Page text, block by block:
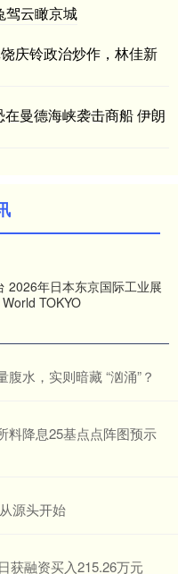
驾云瞰京城
庆铃政治炒作，林佳新
曼德海峡袭击商船 伊朗
2026年日本东京国际工业展
TOKYO
水，实则暗藏 “汹涌”？
料降息25基点点阵图预示
源头开始
获融资买入215.26万元